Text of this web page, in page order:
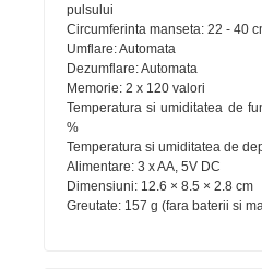
pulsului
Circumferinta manseta: 22 - 40
Umflare: Automata
Dezumflare: Automata
Memorie: 2 x 120 valori
Temperatura si umiditatea de
%
Temperatura si umiditatea de
Alimentare: 3 x AA, 5V DC
Dimensiuni: 12.6 × 8.5 × 2.8 cm
Greutate: 157 g (fara baterii si